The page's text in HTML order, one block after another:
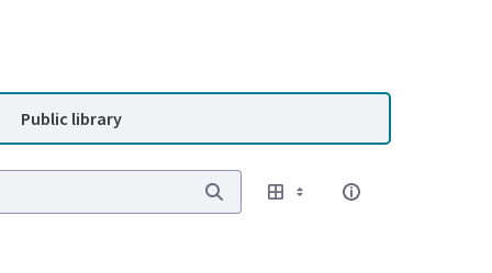
Public library